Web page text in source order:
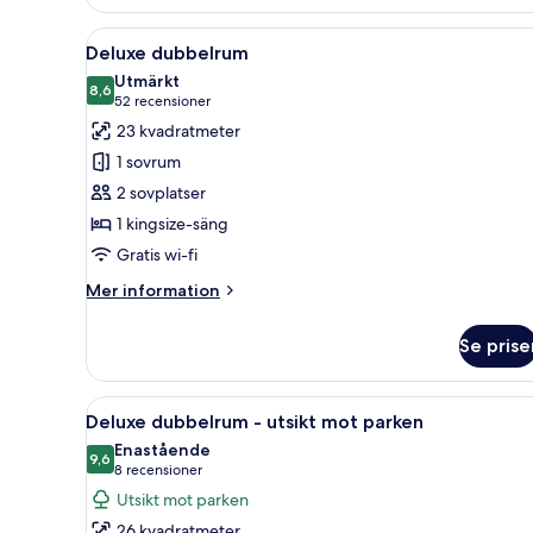
Single
Room
Öppna
alla
foton
för
Deluxe
dubbelrum
Ett hotellrum med en säng,
4
Deluxe dubbelrum
8,68,6 av 10
Utmärkt
52 recensioner
(52 recensioner)
23 kvadratmeter
1 sovrum
2 sovplatser
1 kingsize-säng
Gratis wi-fi
Mer information
Mer
dubbelrum
Se
Öppna
alla
foton
för
Deluxe
Ett hotellrum med en säng,
6
Deluxe dubbelrum - utsikt mot parken
9,69,6 av 10
Enastående
8 recensioner
(8 recensioner)
Utsikt mot parken